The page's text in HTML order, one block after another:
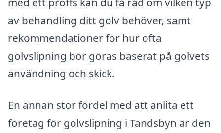
av behandling ditt golv behöver, samt
rekommendationer för hur ofta
golvslipning bör göras baserat på golvets
användning och skick.
En annan stor fördel med att anlita ett
företag för golvslipning i Tandsbyn är den